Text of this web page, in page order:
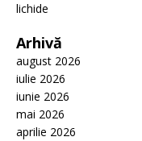
lichide
Arhivă
august 2026
iulie 2026
iunie 2026
mai 2026
aprilie 2026